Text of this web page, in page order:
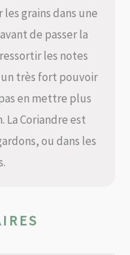
grains dans une
de passer la
les notes
très fort pouvoir
en mettre plus
La Coriandre est
ou dans les